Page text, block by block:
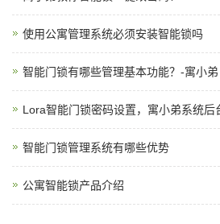
使用公寓管理系统必须安装智能锁吗
智能门锁有哪些管理基本功能？-寓小弟
Lora智能门锁密码设置，寓小弟系统后
智能门锁管理系统有哪些优势
公寓智能锁产品介绍